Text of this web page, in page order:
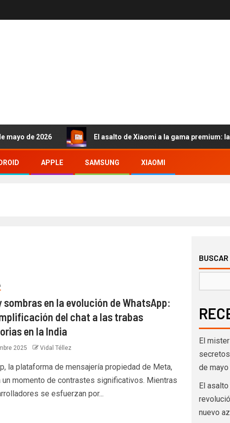
2026 El asalto de Xiaomi a la gama premium: la
APPLE SAMSUNG XIAOMI
sombras en la evolución de WhatsApp:
del chat a las trabas
en la India
2025 Vidal Téllez
la plataforma de mensajería propiedad de Meta,
un momento de contrastes significativos. Mientras
se esfuerzan por...
BUSCAR
El
de
El
nuevo